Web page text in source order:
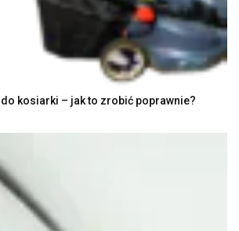
kosiarki – jak to zrobić poprawnie?